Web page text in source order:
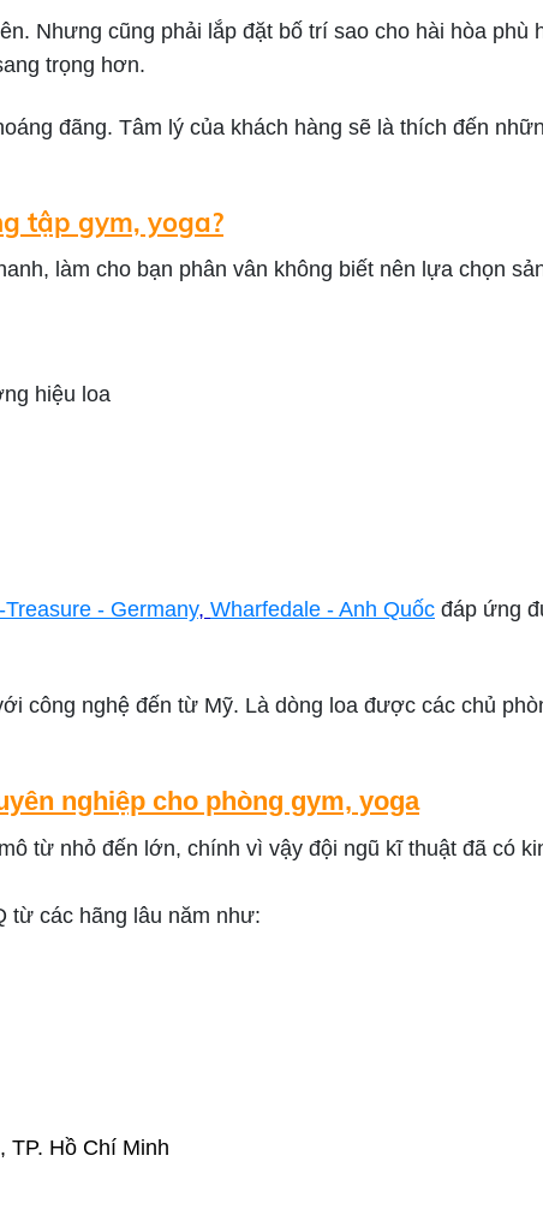
Nhưng cũng phải lắp đặt bố trí sao cho hài hòa phù
trọng hơn.
đãng. Tâm lý của khách hàng sẽ là thích đến
tập gym, yoga?
làm cho bạn phân vân không biết nên lựa chọn
hiệu loa
Treasure - Germany, Wharfedale - Anh Quốc đáp ứng
công nghệ đến từ Mỹ. Là dòng loa được các chủ
nghiệp cho phòng gym, yoga
từ nhỏ đến lớn, chính vì vậy đội ngũ kĩ thuật đã có
từ các hãng lâu năm như:
Hồ Chí Minh